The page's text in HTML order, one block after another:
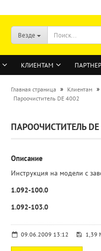
Везде
КЛИЕНТАМ
Главная страница » Клиентам »
Пароочиститель DE 4002
ПАРООЧИСТИТЕЛЬ DE
Описание
Инструкция на модели с
1.092-100.0
1.092-103.0
09.06.2009 13:12 1,39